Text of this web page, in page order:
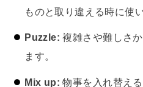
ものと取り違える時に使
Puzzle: 複雑さや難しさ
ます。
Mix up: 物事を入れ替え